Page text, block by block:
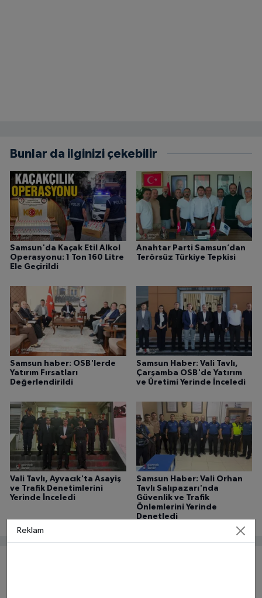
Bunlar da ilginizi çekebilir
Samsun'da Kaçak Etil Alkol
Operasyonu: 1 Ton 160 Litre
Ele Geçirildi
Anahtar Parti Samsun’dan
Terörsüz Türkiye Tepkisi
Samsun haber: OSB'lerde
Yatırım Fırsatları
Değerlendirildi
Samsun Haber: Vali Tavlı,
Çarşamba OSB'de Yatırım
ve Üretimi Yerinde İnceledi
Vali Tavlı, Ayvacık'ta Asayiş
ve Trafik Denetimlerini
Yerinde İnceledi
Samsun Haber: Vali Orhan
Tavlı Salıpazarı'nda
Güvenlik ve Trafik
Önlemlerini Yerinde
Denetledi
Reklam